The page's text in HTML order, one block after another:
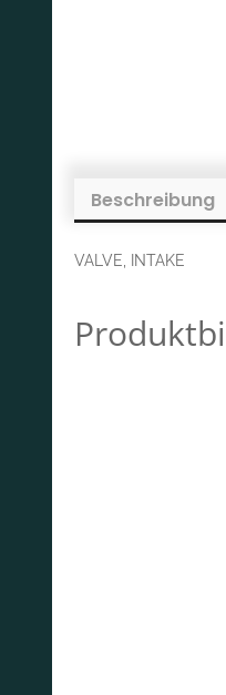
Beschreibung
VALVE, INTAKE